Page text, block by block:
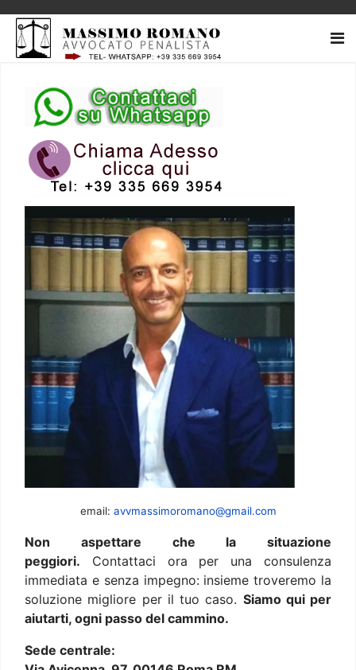
email: avvmassimoromano@gmail.com
Non aspettare che la situazione
peggiori. Contattaci ora per una consulenza
immediata e senza impegno: insieme troveremo la
soluzione migliore per il tuo caso. Siamo qui per
aiutarti, ogni passo del cammino.
Sede centrale: